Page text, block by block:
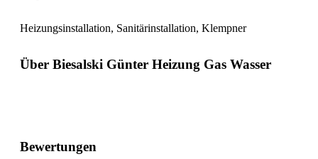
Heizungsinstallation, Sanitärinstallation, Klempner
Über Biesalski Günter Heizung Gas Wasser
Bewertungen